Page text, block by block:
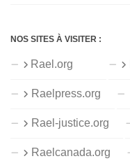
NOS SITES À VISITER :
Rael.org
Raelpress.org
Rael-justice.org
Raelcanada.org